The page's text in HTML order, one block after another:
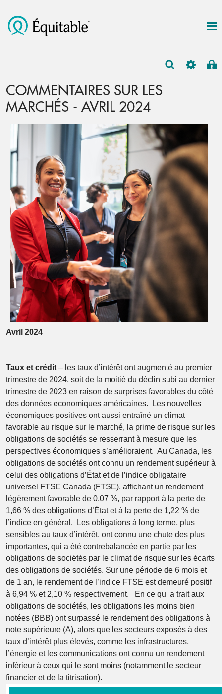
COMMENTAIRES SUR LES
MARCHÉS - AVRIL 2024
Avril 2024
Taux et crédit – les taux d’intérêt ont augmenté au premier
trimestre de 2024, soit de la moitié du déclin subi au dernier
trimestre de 2023 en raison de surprises favorables du côté
des données économiques américaines. Les nouvelles
économiques positives ont aussi entraîné un climat
favorable au risque sur le marché, la prime de risque sur les
obligations de sociétés se resserrant à mesure que les
perspectives économiques s’amélioraient. Au Canada, les
obligations de sociétés ont connu un rendement supérieur à
celui des obligations d’État et de l’indice obligataire
universel FTSE Canada (FTSE), affichant un rendement
légèrement favorable de 0,07 %, par rapport à la perte de
1,66 % des obligations d’État et à la perte de 1,22 % de
l’indice en général. Les obligations à long terme, plus
sensibles au taux d’intérêt, ont connu une chute des plus
importantes, qui a été contrebalancée en partie par les
obligations de sociétés par le climat de risque sur les écarts
des obligations de sociétés. Sur une période de 6 mois et
de 1 an, le rendement de l’indice FTSE est demeuré positif
à 6,94 % et 2,10 % respectivement. En ce qui a trait aux
obligations de sociétés, les obligations les moins bien
notées (BBB) ont surpassé le rendement des obligations à
note supérieure (A), alors que les secteurs exposés à des
taux d’intérêt plus élevés, comme les infrastructures,
l’énergie et les communications ont connu un rendement
inférieur à ceux qui le sont moins (notamment le secteur
financier et de la titrisation).